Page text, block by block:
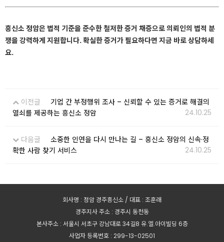
흥신소 정암은 법적 기준을 준수한 철저한 증거 채증으로 의뢰인의 법적 분
쟁을 강력하게 지원합니다. 확실한 증거가 필요하다면 지금 바로 상담하세
요.
이전글
기업 간 부정행위 조사 – 신뢰할 수 있는 증거로 해결의
열쇠를 제공하는 흥신소 정암
24.10.25
다음글
소중한 인연을 다시 만나는 길 – 흥신소 정암의 신속·정
확한 사람 찾기 서비스
24.10.25
회사명 : 정암 경주흥신소 / 대표 : 조훈래
경주지사 주소 : 경주시 동천동
본사주소 : 서울시 서초구 강남대로 34길8 유.엘.아이빌딩 6층
사업자 등록번호 : 299-13-02501